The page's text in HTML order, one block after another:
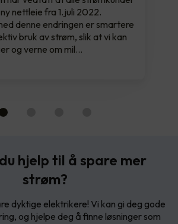
nettleie fra 1.juli 2022.
denne endringen er smartere
bruk av strøm, slik at vi kan
og verne om mil…
hjelp til å spare mer
strøm?
dyktige elektrikere! Vi kan gi deg gode
og hjelpe deg å finne løsninger som